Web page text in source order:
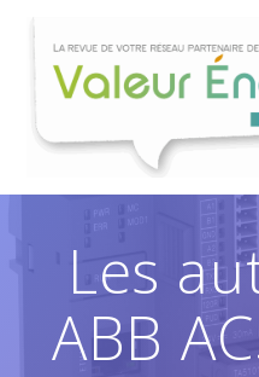
Les
ABB